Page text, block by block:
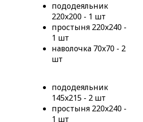
пододеяльник
220x200 - 1 шт
простыня 220x240 -
1 шт
наволочка 70x70 - 2
шт
пододеяльник
145x215 - 2 шт
простыня 220x240 -
1 шт